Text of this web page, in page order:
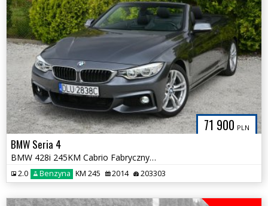
71 900 PLN
BMW Seria 4
BMW 428i 245KM Cabrio Fabryczny MPakiet H/Karon HeadUp Pamięć Foteli
2.0 Benzyna KM 245 2014 203303